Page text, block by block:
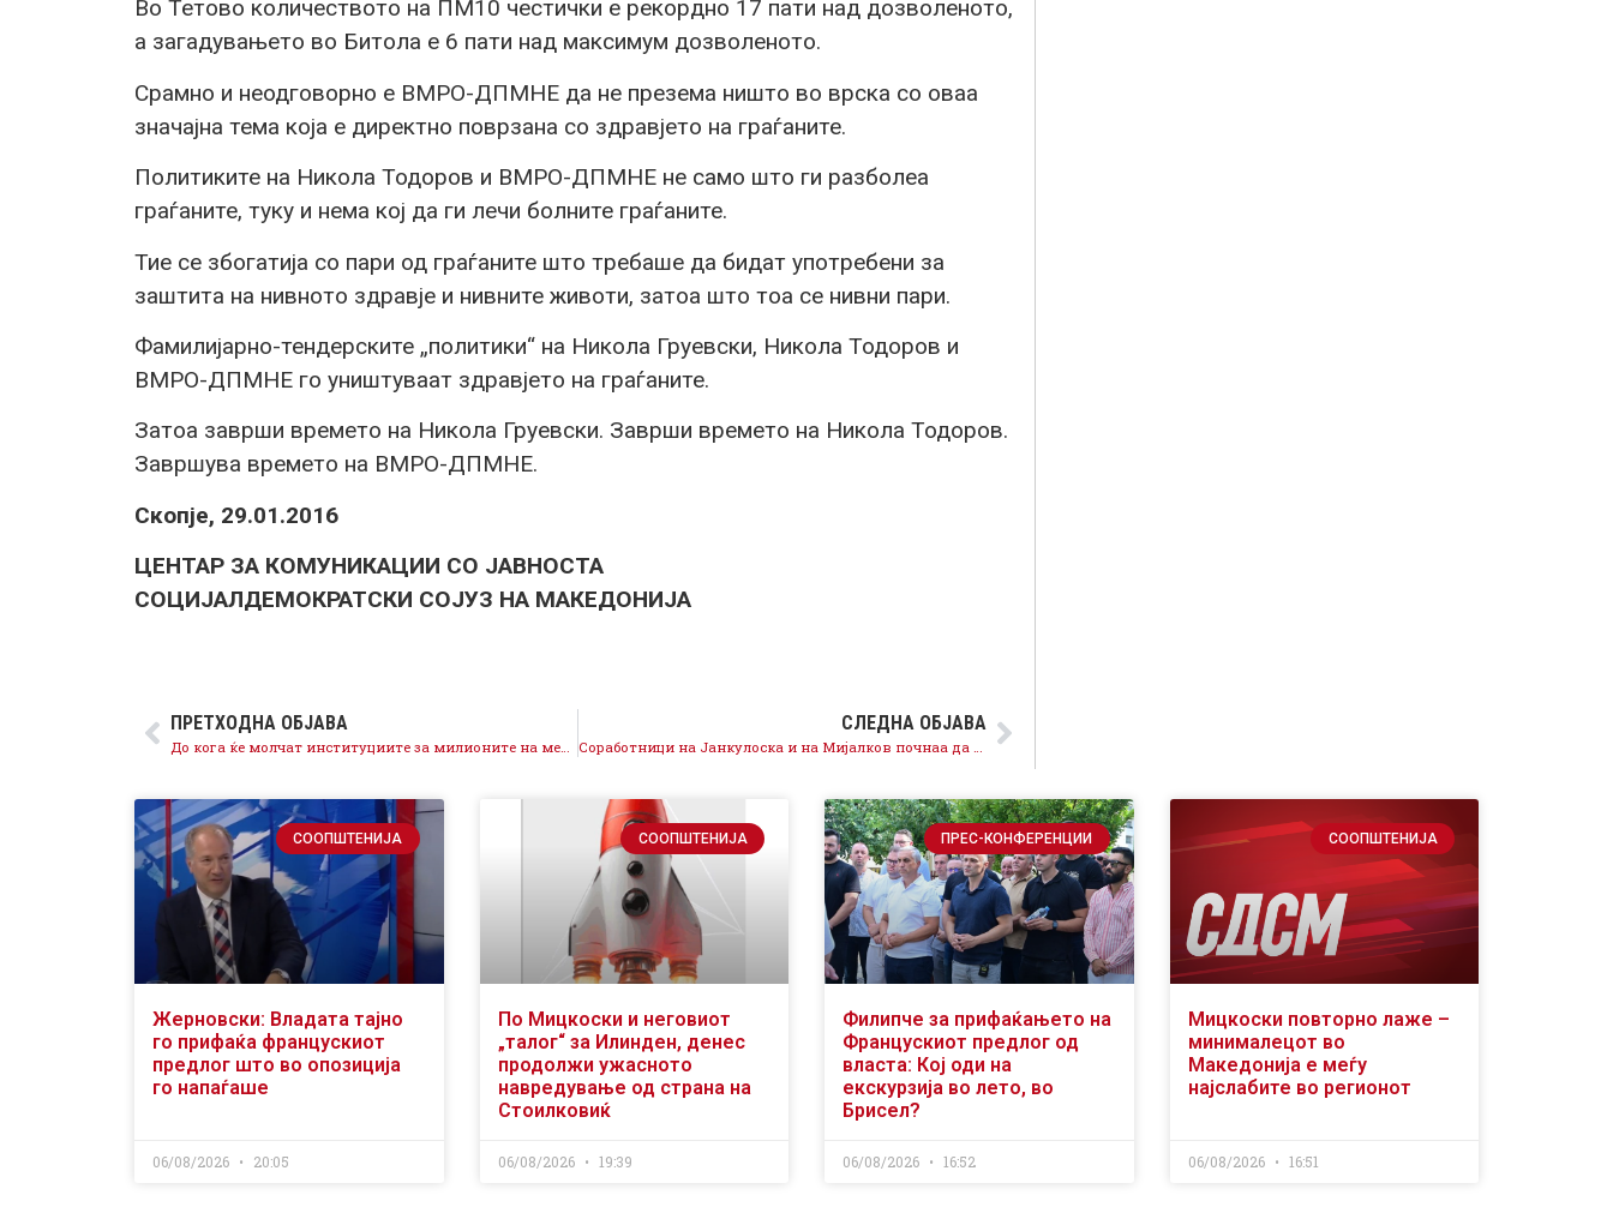
Во Тетово количеството на ПМ10 честички е рекордно 17 пати над дозволеното,
а загадувањето во Битола е 6 пати над максимум дозволеното.
Срамно и неодговорно е ВМРО-ДПМНЕ да не презема ништо во врска со оваа
значајна тема која е директно поврзана со здравјето на граѓаните.
Политиките на Никола Тодоров и ВМРО-ДПМНЕ не само што ги разболеа
граѓаните, туку и нема кој да ги лечи болните граѓаните.
Тие се збогатија со пари од граѓаните што требаше да бидат употребени за
заштита на нивното здравје и нивните животи, затоа што тоа се нивни пари.
Фамилијарно-тендерските „политики“ на Никола Груевски, Николa Тодоров и
ВМРО-ДПМНЕ го уништуваат здравјето на граѓаните.
Затоа заврши времето на Никола Груевски. Заврши времето на Никола Тодоров.
Завршува времето на ВМРО-ДПМНЕ.
Скопје, 29.01.2016
ЦЕНТАР ЗА КОМУНИКАЦИИ СО ЈАВНОСТА
СОЦИЈАЛДЕМОКРАТСКИ СОЈУЗ НА МАКЕДОНИЈА
ПРЕТХОДНА ОБЈАВА СЛЕДНА ОБЈАВА
СООПШТЕНИЈА
Жерновски: Владата тајно
го прифаќа францускиот
предлог што во опозиција
го напаѓаше
06/08/2026 20:05
СООПШТЕНИЈА
По Мицкоски и неговиот
„талог“ за Илинден, денес
продолжи ужасното
навредување од страна на
Стоилковиќ
06/08/2026 19:39
ПРЕС-КОНФЕРЕНЦИИ
Филипче за прифаќањето на
Францускиот предлог од
власта: Кој оди на
екскурзија во лето, во
Брисел?
06/08/2026 16:52
СООПШТЕНИЈА
Мицкоски повторно лаже –
минималецот во
Македонија е меѓу
најслабите во регионот
06/08/2026 16:51